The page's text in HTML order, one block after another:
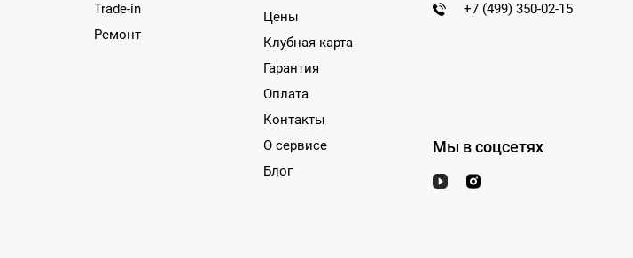
Trade-in
Ремонт
Цены
Клубная карта
Гарантия
Оплата
Контакты
О сервисе
Блог
+7 (499) 350-02-15
Мы в соцсетях